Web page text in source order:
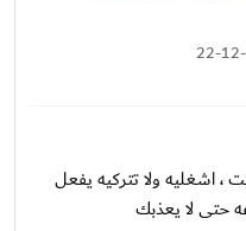
22-
اشغليه ولا تتركيه يفعل
حتى لا يعذبك